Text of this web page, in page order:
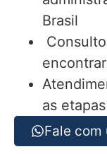
Brasil
as etapas
Fale com